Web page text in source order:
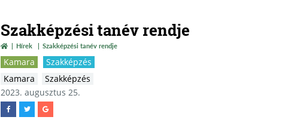
Szakképzési tanév rendje
Hírek Szakképzési tanév rendje
Kamara
Szakképzés
Kamara
Szakképzés
2023. augusztus 25.